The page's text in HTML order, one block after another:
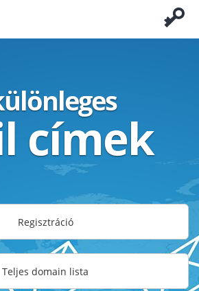
címek
Regisztráció
Teljes domain lista